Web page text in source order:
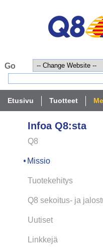
Etusivu Tuotteet
Infoa Q8:sta
Q8
Missio
Tuotekehitys
Q8 sekoitus- ja
Uutiset
Linkkejä